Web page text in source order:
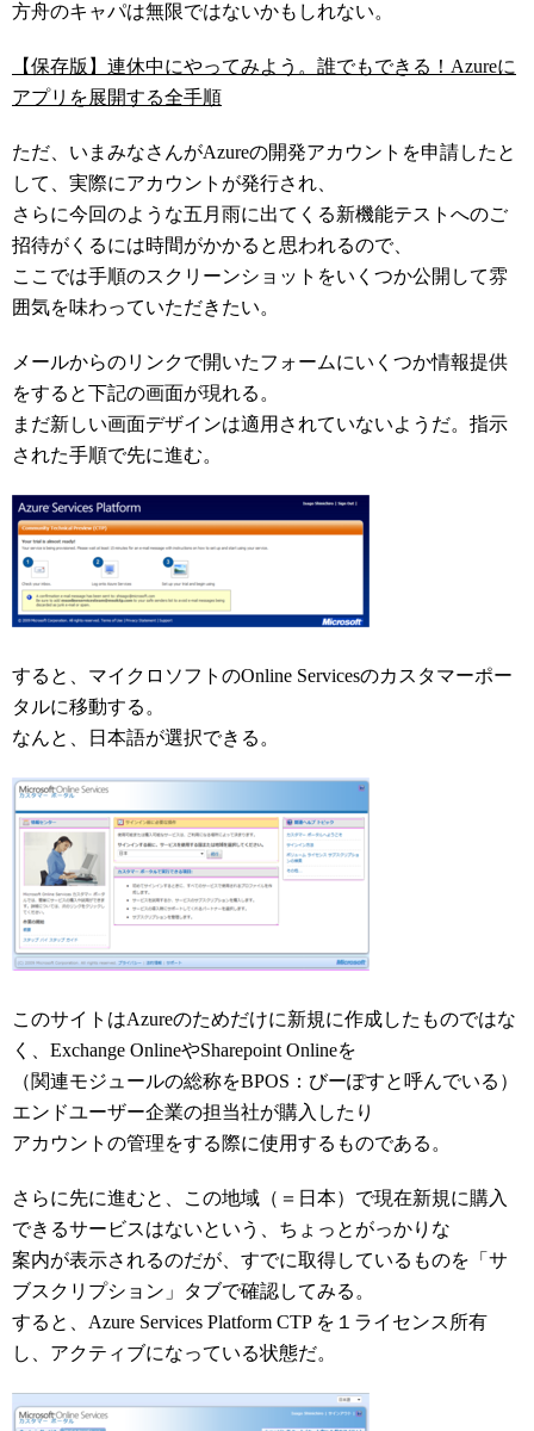
方舟のキャパは無限ではないかもしれない。
【保存版】連休中にやってみよう。誰でもできる！Azureに
アプリを展開する全手順
ただ、いまみなさんがAzureの開発アカウントを申請したと
して、実際にアカウントが発行され、
さらに今回のような五月雨に出てくる新機能テストへのご
招待がくるには時間がかかると思われるので、
ここでは手順のスクリーンショットをいくつか公開して雰
囲気を味わっていただきたい。
メールからのリンクで開いたフォームにいくつか情報提供
をすると下記の画面が現れる。
まだ新しい画面デザインは適用されていないようだ。指示
された手順で先に進む。
すると、マイクロソフトのOnline Servicesのカスタマーポー
タルに移動する。
なんと、日本語が選択できる。
このサイトはAzureのためだけに新規に作成したものではな
く、Exchange OnlineやSharepoint Onlineを
（関連モジュールの総称をBPOS：びーぽすと呼んでいる）
エンドユーザー企業の担当社が購入したり
アカウントの管理をする際に使用するものである。
さらに先に進むと、この地域（＝日本）で現在新規に購入
できるサービスはないという、ちょっとがっかりな
案内が表示されるのだが、すでに取得しているものを「サ
ブスクリプション」タブで確認してみる。
すると、Azure Services Platform CTP を１ライセンス所有
し、アクティブになっている状態だ。